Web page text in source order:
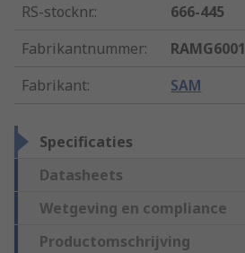
RS-stocknr.:
666-445
Fabrikantnummer:
RAMG6001
Fabrikant: SAM
Specificaties
Datasheets
Wetgeving en compliance
Productomschrijving